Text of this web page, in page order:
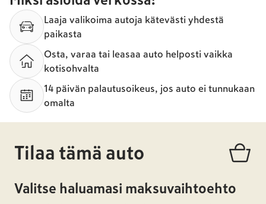
Laaja valikoima autoja kätevästi yhdestä
paikasta
Osta, varaa tai leasaa auto helposti vaikka
kotisohvalta
14 päivän palautusoikeus, jos auto ei tunnukaan
omalta
Tilaa tämä auto
Valitse haluamasi maksuvaihtoehto